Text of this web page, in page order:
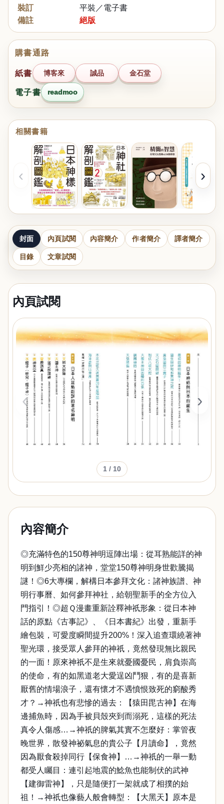
裝訂
平裝／電子書
備註
絕版
購書通路
紙書 博客來 誠品 金石堂
電子書 readmoo
相關書籍
‹ ›
封面 內頁試閱 內容簡介 作者簡介 譯者簡介
目錄 文章試閱
內頁試閱
‹ ›
1 / 10
內容簡介
◎充滿特色的150尊神明逗陣出場：從耳熟能詳的神
明到鮮少亮相的諸神，堂堂150尊神明身世歡騰揭
謎！◎6大專欄，解構日本參拜文化：諸神族譜、神
明行事曆、如何參拜神社，給朝聖新手的全方位入
門指引！◎超Ｑ漫畫重新詮釋神祇形象：從日本神
話的原點《古事記》、《日本書紀》出發，重新手
繪包裝，可愛度瞬間提升200%！深入追查環繞著神
聖光環，接受眾人參拜的神祇，竟然發現無比親民
的一面！原來神祇不是生來就憂國憂民，肩負崇高
的使命，有的如黑道老大愛逞凶鬥狠，有的是喜新
厭舊的情場浪子，還有懷才不遇憤恨致死的窮酸秀
才？→神祇也有悲慘的過去：【猿田毘古神】在海
邊捕魚時，因為手被貝殼夾到而溺死，這樣的死法
真令人傷感…→神祇的脾氣其實不怎麼好：掌管夜
晚世界，散發神祕氣息的貴公子【月讀命】，竟然
因為厭食殺掉同行【保食神】…→神祇的一舉一動
都受人矚目：連引起地震的鯰魚也能制伏的武神
【建御雷神】，只是隨便打一架就成了相撲的始
祖！→神祇也像藝人般會轉型：【大黑天】原本是